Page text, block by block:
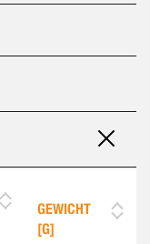
GEWICHT
[G]